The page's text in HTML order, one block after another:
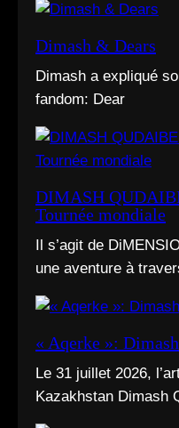
h
Dimash & Dears
Dimash a expliqué
fandom: Dear
DIMASH
Tournée mondiale
Il s’agit de
une aventure à
mais un déploiement
vu.
« Aqerke »:
Le 31 juillet 2026,
Kazakhstan Dimash
interprétation